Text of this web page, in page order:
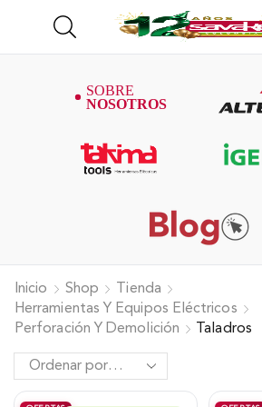
Inicio Shop
Tienda
Herramientas Y Equipos Eléctricos
Perforación Y Demolición
Taladros